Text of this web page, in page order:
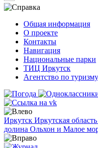
Общая информация
О проекте
Контакты
Навигация
Национальные парки
ТИЦ Иркутск
Агентство по
Иркутск Иркутская область
долина Ольхон и Малое